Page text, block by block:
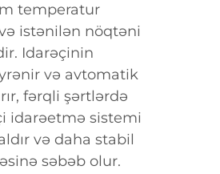
temperatur
istənilən nöqtəni
Idarəçinin
və avtomatik
fərqli şərtlərdə
idarəetmə sistemi
və daha stabil
səbəb olur.